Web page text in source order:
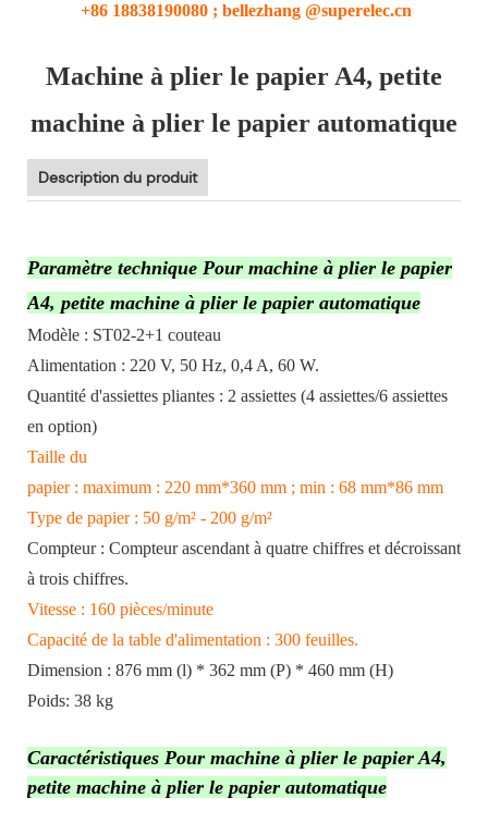
+86 18838190080 ; bellezhang @superelec.cn
Machine à plier le papier A4, petite
machine à plier le papier automatique
Description du produit
Paramètre technique Pour machine à plier le papier
A4, petite machine à plier le papier automatique
Modèle : ST02-2+1 couteau
Alimentation : 220 V, 50 Hz, 0,4 A, 60 W.
Quantité d'assiettes pliantes : 2 assiettes (4 assiettes/6 assiettes
en option)
Taille du
papier : maximum : 220 mm*360 mm ; min : 68 mm*86 mm
Type de papier : 50 g/m² - 200 g/m²
Compteur : Compteur ascendant à quatre chiffres et décroissant
à trois chiffres.
Vitesse : 160 pièces/minute
Capacité de la table d'alimentation : 300 feuilles.
Dimension : 876 mm (l) * 362 mm (P) * 460 mm (H)
Poids: 38 kg
Caractéristiques Pour machine à plier le papier A4,
petite machine à plier le papier automatique